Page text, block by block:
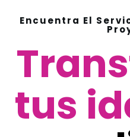
Encuentra El
tus